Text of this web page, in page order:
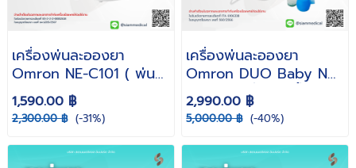
เครื่องพ่นละอองยา
Omron NE-C101 ( พ่น
ยา สำหรับเด็ก ผู้ป่วยโรค
หอบหืด ระบบการหายใจ )
1,590.00 ฿
2,300.00 ฿ (-31%)
เครื่องพ่นละอองยา
Omron DUO Baby NE-
C301 ( เครื่องดูดน้ำมูก
พ่นยา เครื่องพ่นยา พ่นยา
เด็ก ) สยามเมดดิคอล
2,990.00 ฿
5,000.00 ฿ (-40%)